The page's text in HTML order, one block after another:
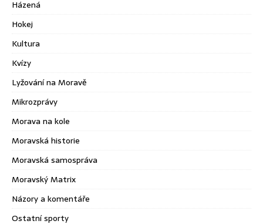
Házená
Hokej
Kultura
Kvízy
Lyžování na Moravě
Mikrozprávy
Morava na kole
Moravská historie
Moravská samospráva
Moravský Matrix
Názory a komentáře
Ostatní sporty